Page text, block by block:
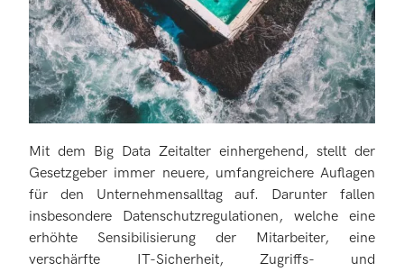
Mit dem Big Data Zeitalter einhergehend, stellt der
Gesetzgeber immer neuere, umfangreichere Auflagen
für den Unternehmensalltag auf. Darunter fallen
insbesondere Datenschutzregulationen, welche eine
erhöhte Sensibilisierung der Mitarbeiter, eine
verschärfte IT-Sicherheit, Zugriffs- und